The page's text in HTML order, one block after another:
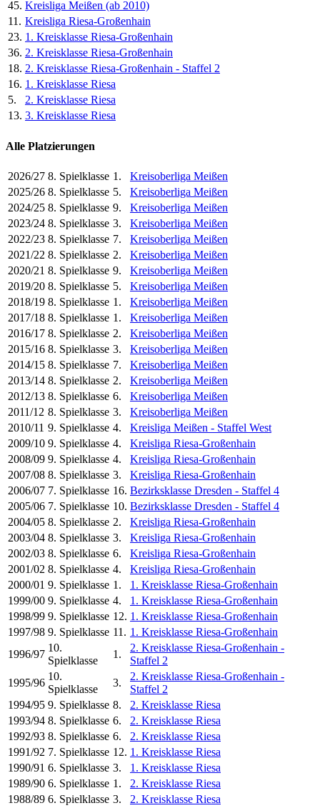
45. Kreisliga Meißen (ab 2010)
11. Kreisliga Riesa-Großenhain
23. 1. Kreisklasse Riesa-Großenhain
36. 2. Kreisklasse Riesa-Großenhain
18. 2. Kreisklasse Riesa-Großenhain - Staffel 2
16. 1. Kreisklasse Riesa
5.
2. Kreisklasse Riesa
13. 3. Kreisklasse Riesa
Alle Platzierungen
2026/27 8. Spielklasse 1.
Kreisoberliga Meißen
2025/26 8. Spielklasse 5.
Kreisoberliga Meißen
2024/25 8. Spielklasse 9.
Kreisoberliga Meißen
2023/24 8. Spielklasse 3.
Kreisoberliga Meißen
2022/23 8. Spielklasse 7.
Kreisoberliga Meißen
2021/22 8. Spielklasse 2.
Kreisoberliga Meißen
2020/21 8. Spielklasse 9.
Kreisoberliga Meißen
2019/20 8. Spielklasse 5.
Kreisoberliga Meißen
2018/19 8. Spielklasse 1.
Kreisoberliga Meißen
2017/18 8. Spielklasse 1.
Kreisoberliga Meißen
2016/17 8. Spielklasse 2.
Kreisoberliga Meißen
2015/16 8. Spielklasse 3.
Kreisoberliga Meißen
2014/15 8. Spielklasse 7.
Kreisoberliga Meißen
2013/14 8. Spielklasse 2.
Kreisoberliga Meißen
2012/13 8. Spielklasse 6.
Kreisoberliga Meißen
2011/12 8. Spielklasse 3.
Kreisoberliga Meißen
2010/11 9. Spielklasse 4.
Kreisliga Meißen - Staffel West
2009/10 9. Spielklasse 4.
Kreisliga Riesa-Großenhain
2008/09 9. Spielklasse 4.
Kreisliga Riesa-Großenhain
2007/08 8. Spielklasse 3.
Kreisliga Riesa-Großenhain
2006/07 7. Spielklasse 16. Bezirksklasse Dresden - Staffel 4
2005/06 7. Spielklasse 10. Bezirksklasse Dresden - Staffel 4
2004/05 8. Spielklasse 2.
Kreisliga Riesa-Großenhain
2003/04 8. Spielklasse 3.
Kreisliga Riesa-Großenhain
2002/03 8. Spielklasse 6.
Kreisliga Riesa-Großenhain
2001/02 8. Spielklasse 4.
Kreisliga Riesa-Großenhain
2000/01 9. Spielklasse 1.
1. Kreisklasse Riesa-Großenhain
1999/00 9. Spielklasse 4.
1. Kreisklasse Riesa-Großenhain
1998/99 9. Spielklasse 12. 1. Kreisklasse Riesa-Großenhain
1997/98 9. Spielklasse 11. 1. Kreisklasse Riesa-Großenhain
1996/97
10.
Spielklasse
1.
2. Kreisklasse Riesa-Großenhain -
Staffel 2
1995/96
10.
Spielklasse
3.
2. Kreisklasse Riesa-Großenhain -
Staffel 2
1994/95 9. Spielklasse 8.
2. Kreisklasse Riesa
1993/94 8. Spielklasse 6.
2. Kreisklasse Riesa
1992/93 8. Spielklasse 6.
2. Kreisklasse Riesa
1991/92 7. Spielklasse 12. 1. Kreisklasse Riesa
1990/91 6. Spielklasse 3.
1. Kreisklasse Riesa
1989/90 6. Spielklasse 1.
2. Kreisklasse Riesa
1988/89 6. Spielklasse 3.
2. Kreisklasse Riesa